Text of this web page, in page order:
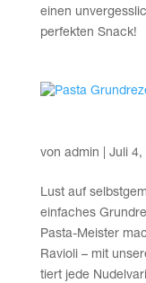
einen
per­fek­ten Snack!
von admin Juli 4,
Lust auf
ein­fa­ches
Pas­ta-Meis­ter
Ravio­li – mit
tiert jede